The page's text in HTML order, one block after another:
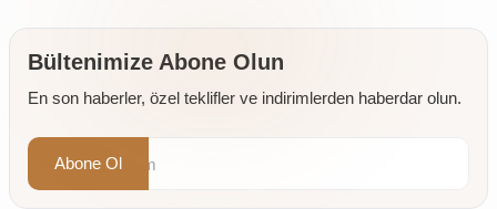
Öğütülmüş
gr
Bültenimize Abone Olun
En son haberler, özel teklifler ve indirimlerden haberdar olun.
Abone Ol